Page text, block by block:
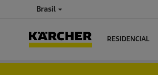
Brasil
RESIDENCIAL